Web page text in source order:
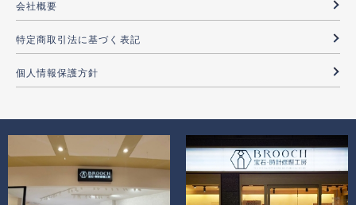
会社概要
特定商取引法に基づく表記
個人情報保護方針